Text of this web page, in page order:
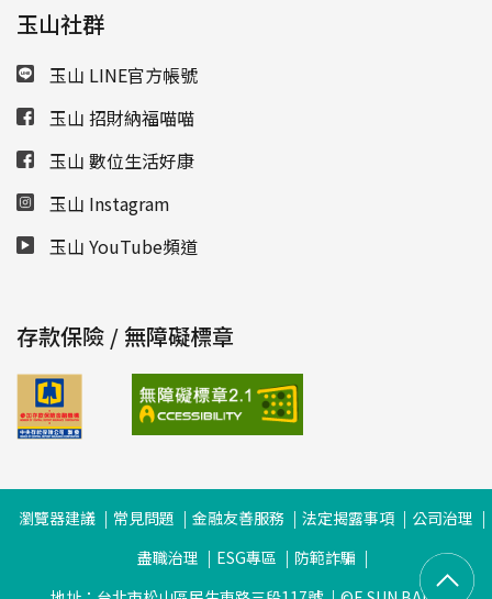
玉山社群
玉山 LINE官方帳號
玉山 招財納福喵喵
玉山 數位生活好康
玉山 Instagram
玉山 YouTube頻道
存款保險 / 無障礙標章
瀏覽器建議 常見問題 金融友善服務 法定揭露事項
公司治理
盡職治理
ESG專區
防範詐騙